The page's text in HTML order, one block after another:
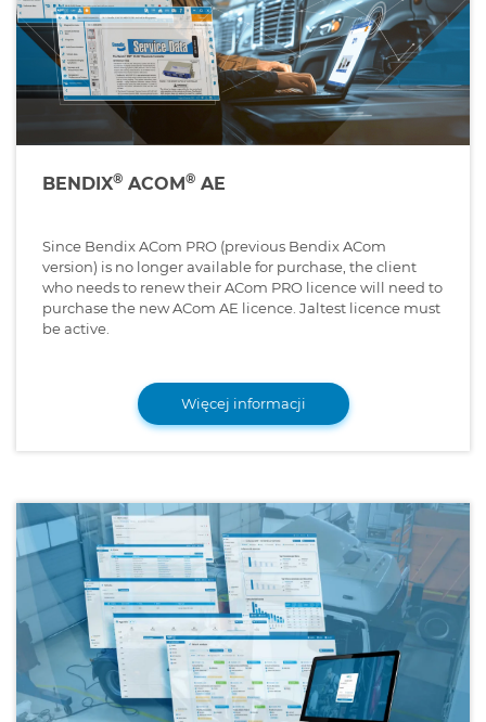
BENDIX® ACOM® AE
Since Bendix ACom PRO (previous Bendix ACom
version) is no longer available for purchase, the client
who needs to renew their ACom PRO licence will need to
purchase the new ACom AE licence. Jaltest licence must
be active.
Więcej informacji